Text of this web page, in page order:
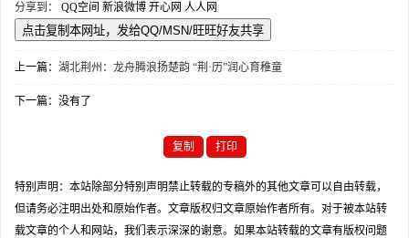
分享到： QQ空间 新浪微博 开心网 人人网
上一篇： 湖北荆州：龙舟腾浪扬楚韵 “荆·历”润心育稚童
下一篇：没有了
复制 打印
特别声明：本站除部分特别声明禁止转载的专稿外的其他文章可以自由转载，
但请务必注明出处和原始作者。文章版权归文章原始作者所有。对于被本站转
载文章的个人和网站，我们表示深深的谢意。如果本站转载的文章有版权问题